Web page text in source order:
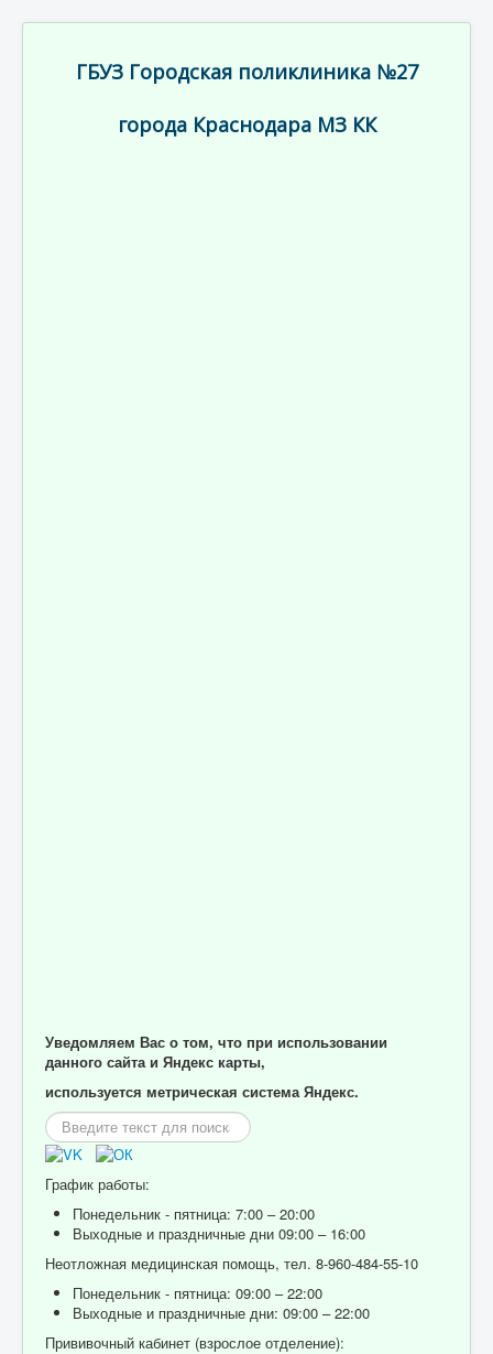
ГБУЗ Городская поликлиника №27
города Краснодара МЗ КК
Уведомляем Вас о том, что при использовании
данного сайта и Яндекс карты,
используется метрическая система Яндекс.
Искать...
График работы:
Понедельник - пятница: 7:00 – 20:00
Выходные и праздничные дни 09:00 – 16:00
Неотложная медицинская помощь, тел. 8-960-484-55-10
Понедельник - пятница: 09:00 – 22:00
Выходные и праздничные дни: 09:00 – 22:00
Прививочный кабинет (взрослое отделение):